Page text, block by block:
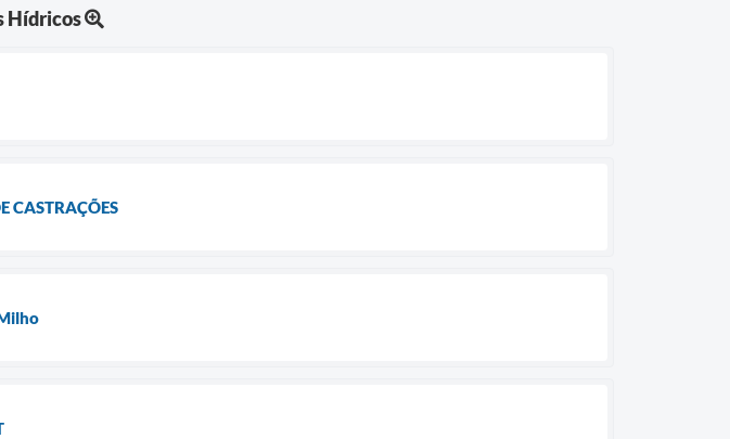
Hídricos
CASTRAÇÕES